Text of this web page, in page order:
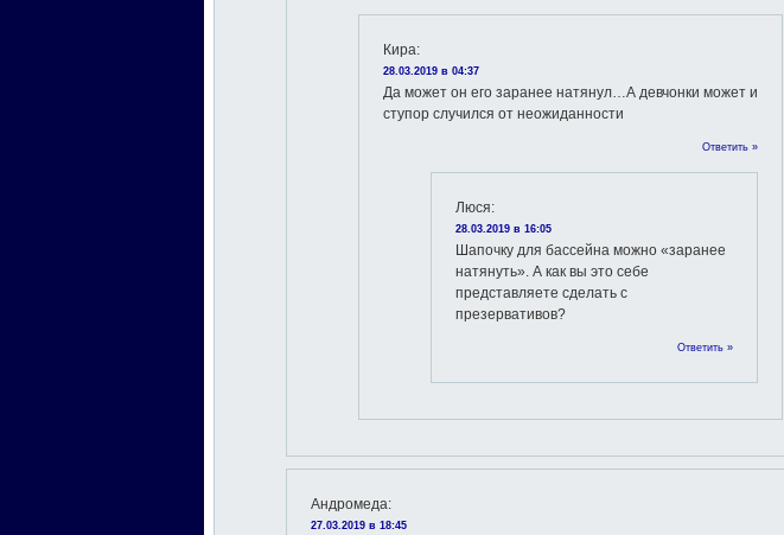
Кира:
28.03.2019 в 04:37
Да может он его заранее натянул…А девчонки может и
ступор случился от неожиданности
Ответить »
Люся:
28.03.2019 в 16:05
Шапочку для бассейна можно «заранее
натянуть». А как вы это себе
представляете сделать с
презервативов?
Ответить »
Андромеда:
27.03.2019 в 18:45